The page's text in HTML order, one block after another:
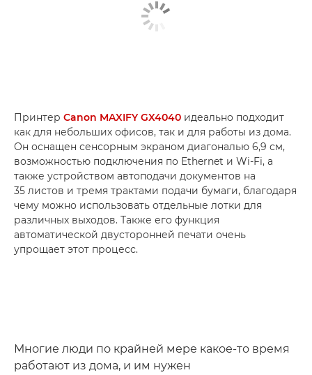
Принтер Canon MAXIFY GX4040 идеально подходит
как для небольших офисов, так и для работы из дома.
Он оснащен сенсорным экраном диагональю 6,9 см,
возможностью подключения по Ethernet и Wi-Fi, а
также устройством автоподачи документов на
35 листов и тремя трактами подачи бумаги, благодаря
чему можно использовать отдельные лотки для
различных выходов. Также его функция
автоматической двусторонней печати очень
упрощает этот процесс.
Многие люди по крайней мере какое-то время
работают из дома, и им нужен